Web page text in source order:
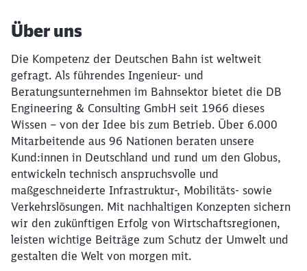
Über uns
Die Kompetenz der Deutschen Bahn ist weltweit
gefragt. Als führendes Ingenieur- und
Beratungsunternehmen im Bahnsektor bietet die DB
Engineering & Consulting GmbH seit 1966 dieses
Wissen – von der Idee bis zum Betrieb. Über 6.000
Mitarbeitende aus 96 Nationen beraten unsere
Kund:innen in Deutschland und rund um den Globus,
entwickeln technisch anspruchsvolle und
maßgeschneiderte Infrastruktur-, Mobilitäts- sowie
Verkehrslösungen. Mit nachhaltigen Konzepten sichern
wir den zukünftigen Erfolg von Wirtschaftsregionen,
leisten wichtige Beiträge zum Schutz der Umwelt und
gestalten die Welt von morgen mit.